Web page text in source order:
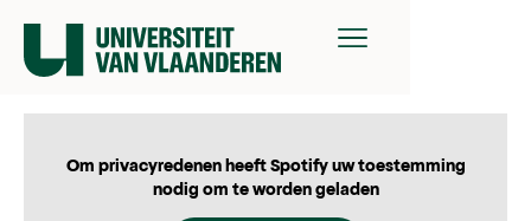
Om privacyredenen heeft Spotify uw toestemming
nodig om te worden geladen